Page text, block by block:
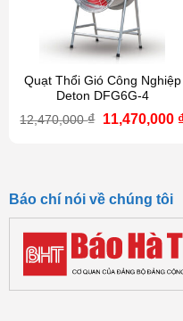
Quạt Thổi Gió Công Nghiệp
Deton DFG6G-4
12,470,000₫ Giá
11,470,000
Báo chí nói về chúng tôi